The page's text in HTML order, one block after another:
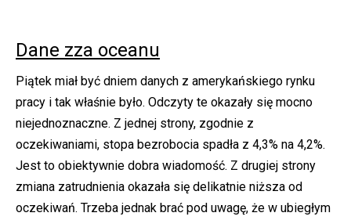
Dane zza oceanu
Piątek miał być dniem danych z amerykańskiego rynku
pracy i tak właśnie było. Odczyty te okazały się mocno
niejednoznaczne. Z jednej strony, zgodnie z
oczekiwaniami, stopa bezrobocia spadła z 4,3% na 4,2%.
Jest to obiektywnie dobra wiadomość. Z drugiej strony
zmiana zatrudnienia okazała się delikatnie niższa od
oczekiwań. Trzeba jednak brać pod uwagę, że w ubiegłym